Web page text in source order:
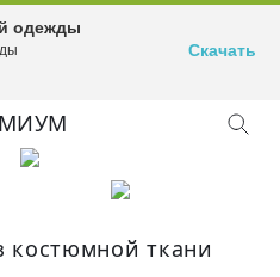
ткани
одежды
Скачать